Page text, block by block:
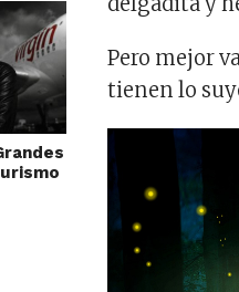
Pero mejor
tienen lo